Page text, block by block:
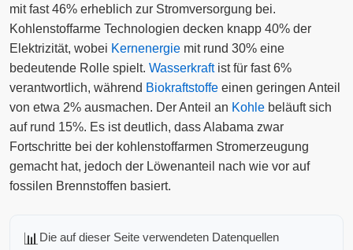
mit fast 46% erheblich zur Stromversorgung bei.
Kohlenstoffarme Technologien decken knapp 40% der
Elektrizität, wobei Kernenergie mit rund 30% eine
bedeutende Rolle spielt. Wasserkraftist für fast 6%
verantwortlich, während Biokraftstoffe einen geringen Anteil
von etwa 2% ausmachen. Der Anteil an Kohle beläuft sich
auf rund 15%. Es ist deutlich, dass Alabama zwar
Fortschritte bei der kohlenstoffarmen Stromerzeugung
gemacht hat, jedoch der Löwenanteil nach wie vor auf
fossilen Brennstoffen basiert.
📊 Die auf dieser Seite verwendeten Datenquellen